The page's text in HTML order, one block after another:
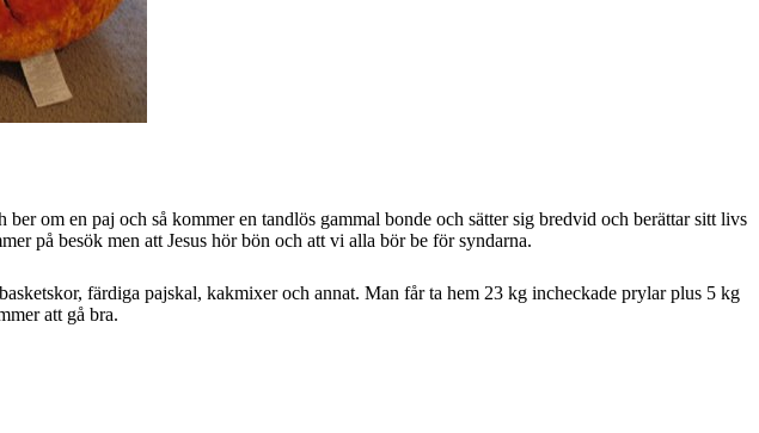
om en paj och så kommer en tandlös gammal bonde och sätter sig bredvid och berättar sitt livs
på besök men att Jesus hör bön och att vi alla bör be för syndarna.
färdiga pajskal, kakmixer och annat. Man får ta hem 23 kg incheckade prylar plus 5 kg
att gå bra.